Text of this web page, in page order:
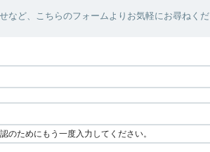
など、こちらのフォームよりお気軽にお尋ねくだ
のためにもう一度入力してください。